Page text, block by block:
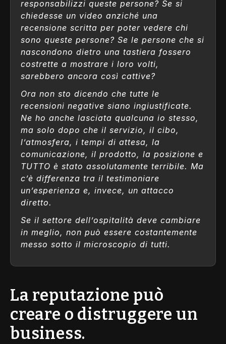
responsabilizzi queste persone? Se si
chiedesse un video anziché una
recensione scritta per poter vedere chi
sono queste persone? Se le persone che si
nascondono dietro una tastiera fossero
costrette a mostrare i loro volti,
sarebbero ancora così cattive?
Ora non sto dicendo che tutte le
recensioni negative siano ingiustificate.
Ne ho anche lasciata qualcuna io stesso,
ma solo dopo che il servizio, il cibo,
l’atmosfera, i tempi di attesa, la
comunicazione, il prodotto, la posizione e
TUTTO è stato assolutamente terribile. Ma
c’è differenza tra il testimoniare
un’esperienza e, invece, un attacco
diretto.
Se il settore dell’ospitalità deve cambiare
in meglio, non può essere costantemente
messo sotto il microscopio di tutti.
La reputazione può
creare o distruggere un
business.